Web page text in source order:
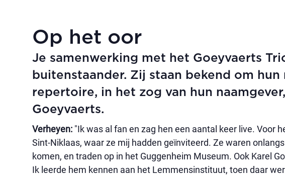
Op het oor
Je samenwerking met het Goeyvaerts
buitenstaander. Zij staan bekend om hun
repertoire, in het zog van hun
Goeyvaerts.
Verheyen: "Ik was al fan en zag hen een aantal keer live. Voor
Sint-Niklaas, waar ze mij hadden geïnviteerd. Ze waren
komen, en traden op in het Guggenheim Museum. Ook Karel
Ik leerde hem kennen aan het Lemmensinstituut, toen daar